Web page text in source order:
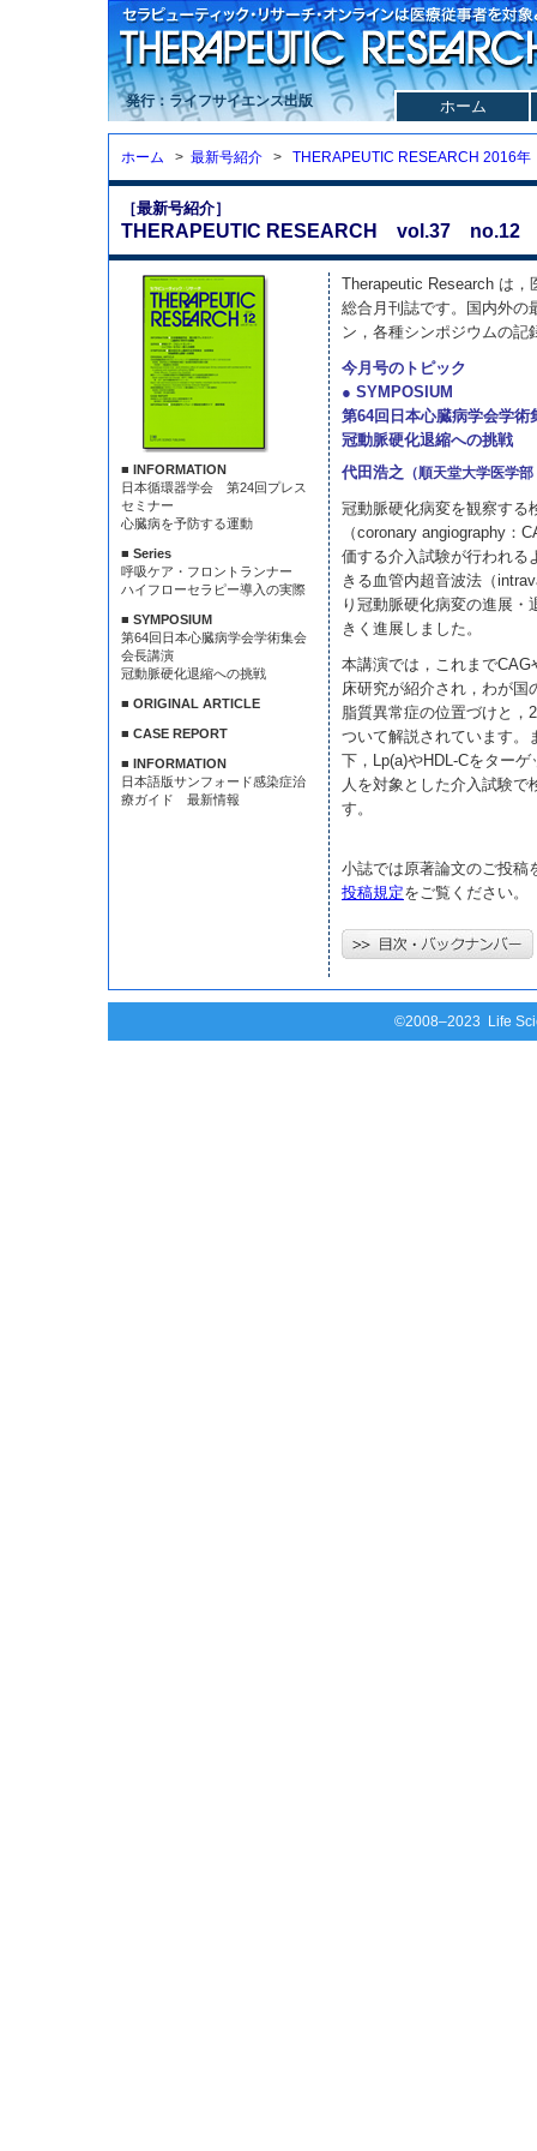
発行：ライフサイエンス出版 ホーム
ホーム > 最新号紹介 > THERAPEUTIC RESEARCH 2016年
［最新号紹介］
THERAPEUTIC RESEARCH vol.37 no.12
■ INFORMATION
日本循環器学会 第24回プレス
セミナー
心臓病を予防する運動
■ Series
呼吸ケア・フロントランナー
ハイフローセラピー導入の実際
■ SYMPOSIUM
第64回日本心臓病学会学術集会
会長講演
冠動脈硬化退縮への挑戦
■ ORIGINAL ARTICLE
■ CASE REPORT
■ INFORMATION
日本語版サンフォード感染症治
療ガイド 最新情報
Therapeutic Research は
総合月刊誌です。国内外の
ン，各種シンポジウムの記
今月号のトピック
● SYMPOSIUM
第64回日本心臓病学会学
冠動脈硬化退縮への挑戦
代田浩之 （順天堂大学医学
冠動脈硬化病変を観察する
（coronary angiography：
価する介入試験が行われる
きる血管内超音波法（
り冠動脈硬化病変の進展・
きく進展しました。
本講演では，これまで
床研究が紹介され，わが国
脂質異常症の位置づけと，
ついて解説されています。
下，Lp(a)やHDL-Cをター
人を対象とした介入試験で
す。
小誌では原著論文のご投稿
投稿規定をご覧ください。
©2008–2023 Life